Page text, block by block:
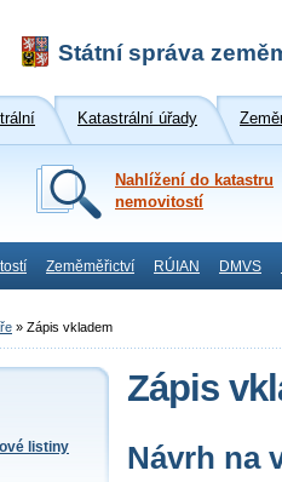
Státní správa
Katastrální úřady
Nahlížení do katastru
nemovitostí
Zeměměřictví RÚIAN DMVS
» Zápis vkladem
listiny
Zápis
Návrh na